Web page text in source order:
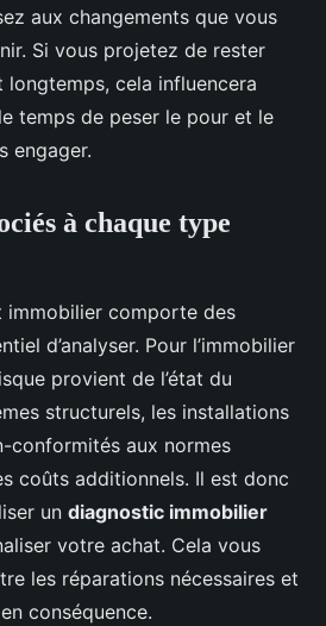
aux changements que vous
Si vous projetez de rester
cela influencera
temps de peser le pour et le
engager.
à chaque type
immobilier comporte des
d’analyser. Pour l’immobilier
provient de l’état du
structurels, les installations
conformités aux normes
coûts additionnels. Il est donc
un diagnostic immobilier
votre achat. Cela vous
les réparations nécessaires et
conséquence.